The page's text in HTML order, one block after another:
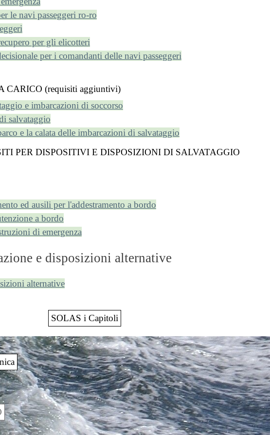
le navi passeggeri ro-ro
per gli elicotteri
per i comandanti delle navi passeggeri
CARICO (requisiti aggiuntivi)
e imbarcazioni di soccorso
salvataggio
e la calata delle imbarcazioni di salvataggio
PER DISPOSITIVI E DISPOSIZIONI DI SALVATAGGIO
ed ausili per l'addestramento a bordo
a bordo
di emergenza
e disposizioni alternative
alternative
SOLAS i Capitoli